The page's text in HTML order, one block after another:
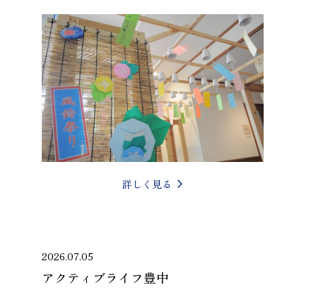
詳しく見る
2026.07.05
アクティブライフ豊中